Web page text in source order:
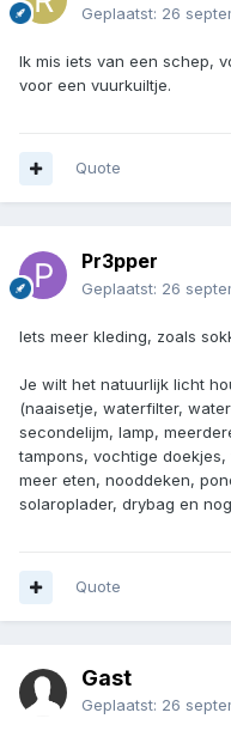
Geplaatst: 26
Ik mis iets van een schep,
voor een vuurkuiltje.
Quote
Pr3pper
Geplaatst: 26
Iets meer kleding, zoals
Je wilt het natuurlijk licht
(naaisetje, waterfilter,
secondelijm, lamp,
tampons, vochtige
meer eten, nooddeken,
solaroplader, drybag en nog
Quote
Gast
Geplaatst: 26